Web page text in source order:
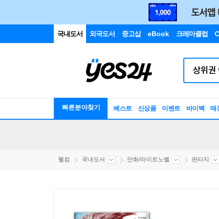
국내도서 외국도서 중고샵 eBook 크레마클럽
빠른분야찾기 베스트 신상품 이벤트 바이백 매
웰컴 국내도서 만화/라이트노벨 판타지